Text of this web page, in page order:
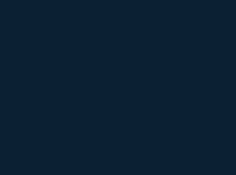
fenêtre